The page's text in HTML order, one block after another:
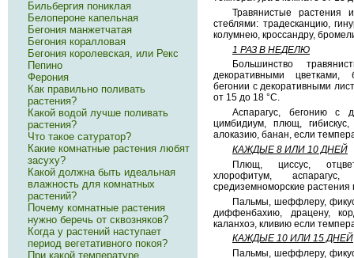
Травянистые растения
стеблями: традесканцию,
колумнею, кроссандру,
1 РАЗ В НЕДЕЛЮ
Большинство
декоративными цветками,
бегонии с декоративными
от 15 до 18 °С.
Аспарагус, бегонию с
цимбидиум, плющ, гибискус,
алоказию, банан, если
КАЖДЫЕ 8 ИЛИ 10 ДНЕЙ
Плющ, циссус,
хлорофитум,
средиземноморские
Пальмы, шеффлеру,
диффенбахию, драцену,
каланхоэ, кливию если
КАЖДЫЕ 10 ИЛИ 15 ДНЕЙ
Пальмы, шеффлеру,
Бильбергия пониклая
Белопероне капельная
Бегония манжетчатая
Бегония коралловая
Бегония королевская, или Рекс
Пепино
Ферония
Как правильно поливать
растения?
Какой водой лучше поливать
растения?
Что такое сатуратор?
Какие комнатные растения любят
засуху?
Какой должна быть идеальная
влажность для комнатных
растений?
Почему комнатные растения
нужно беречь от сквозняков?
Когда у растений наступает
период вегетативного покоя?
При какой температуре